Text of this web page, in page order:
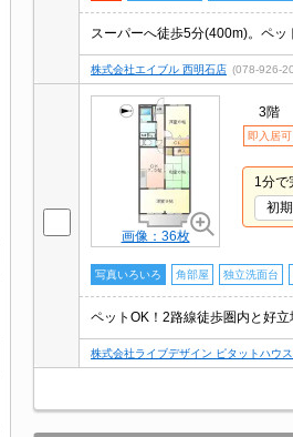
スーパーへ徒歩5分(400m)。ペッ
株式会社エイブル 西明石店 (078-926-
画像：36枚
3階
即入居可
1分で
初
写真いろいろ 角部屋 独立洗面台
ペットOK！2路線徒歩圏内と好立
株式会社ライブデザイン ピタットハウ